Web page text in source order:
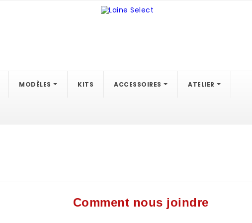
MODÈLES KITS ACCESSOIRES ATELIER
Comment nous joindre